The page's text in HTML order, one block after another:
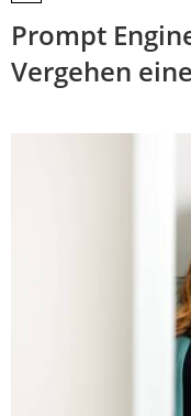
Prompt
Vergehen